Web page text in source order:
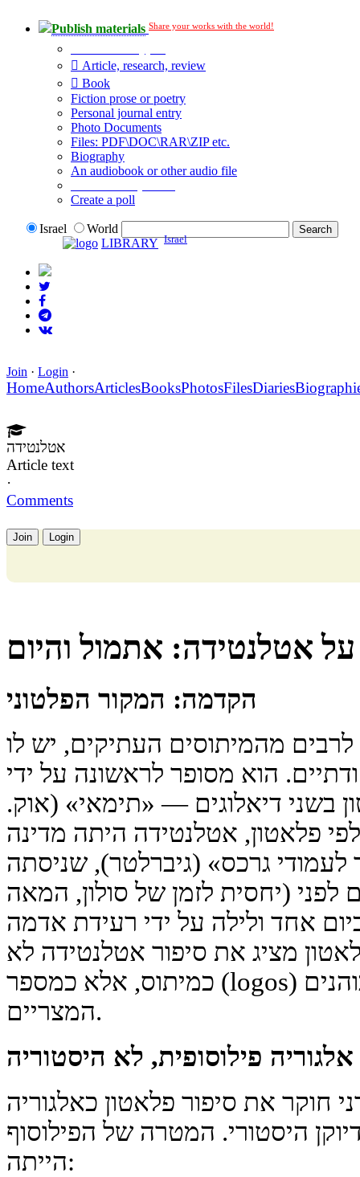
Publish materials Share your works with the world!
Article, research, review
Book
Fiction prose or poetry
Personal journal entry
Photo Documents
Files: PDF\DOC\RAR\ZIP etc.
Biography
An audiobook or other audio file
Create a poll
Israel
World
LIBRARY Israel
Join · Login ·
HomeAuthorsArticlesBooksPhotosFilesDiaries
אטלנטידה
Article text
·
Comments
Join Login
אטלנטידה: אתמול והיום
הקדמה: המקור הפלטוני
לרבים מהמיתוסים העתיקים, יש לו
הוא מסופר לראשונה על ידי
בשני דיאלוגים — «תימאי» (אוק.
לפי פלאטון, אטלנטידה היתה מדינה
גרכס» (גיברלטר), שניסתה
אתונה 9000 שנים לפני (יחסית לזמן של סולון, המאה
אחד ולילה על ידי רעידת אדמה
מציג את סיפור אטלנטידה לא
כמיתוס, אלא כמספר (logos) אמיתי, שהועבר דרך הכוהנים
המצריים.
פילוסופית, לא היסטוריה
חוקר את סיפור פלאטון כאלגוריה
היסטורי. המטרה של הפילוסוף
הייתה: